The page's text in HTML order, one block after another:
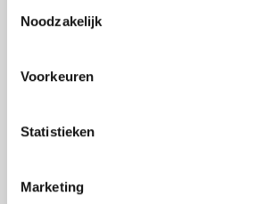
Noodzakelijk
Voorkeuren
Statistieken
Marketing
Resultaat
– “Erg leerzaam!”
– “Goh wat gingen wij de fout in zeg!”